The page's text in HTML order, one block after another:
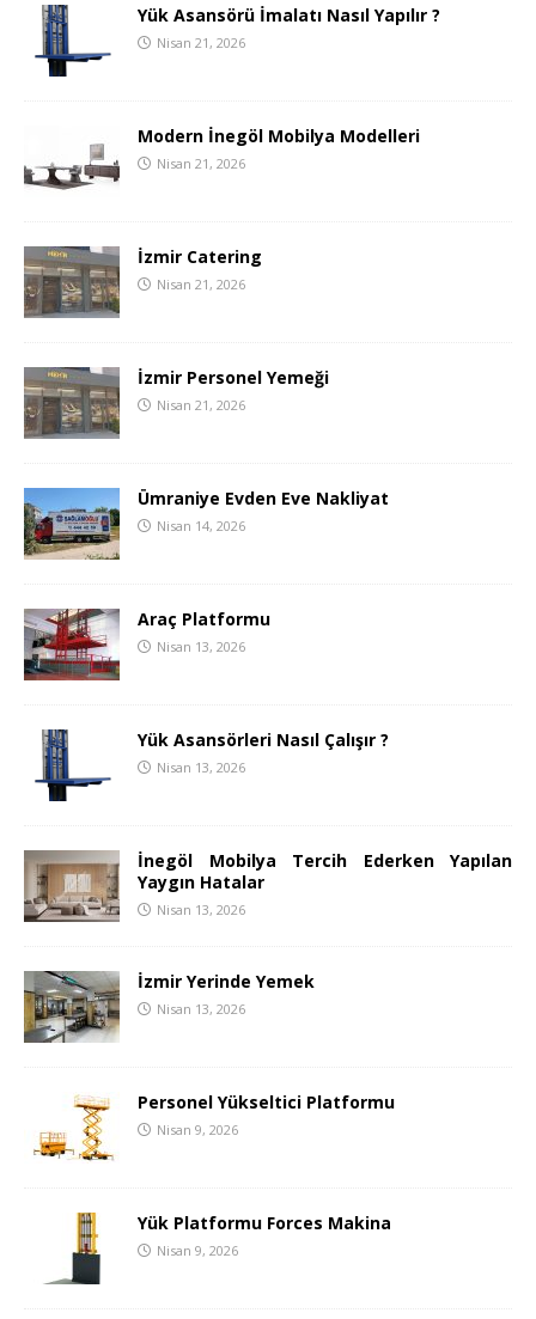
Yük Asansörü İmalatı Nasıl Yapılır ?
Nisan 21, 2026
Modern İnegöl Mobilya Modelleri
Nisan 21, 2026
İzmir Catering
Nisan 21, 2026
İzmir Personel Yemeği
Nisan 21, 2026
Ümraniye Evden Eve Nakliyat
Nisan 14, 2026
Araç Platformu
Nisan 13, 2026
Yük Asansörleri Nasıl Çalışır ?
Nisan 13, 2026
İnegöl Mobilya Tercih Ederken Yapılan
Yaygın Hatalar
Nisan 13, 2026
İzmir Yerinde Yemek
Nisan 13, 2026
Personel Yükseltici Platformu
Nisan 9, 2026
Yük Platformu Forces Makina
Nisan 9, 2026